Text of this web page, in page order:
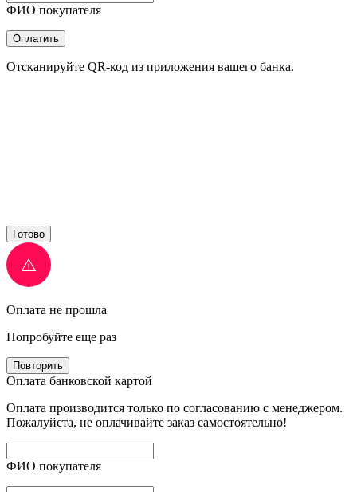
ФИО покупателя
Оплатить
Отсканируйте QR-код из приложения вашего банка.
Готово
Оплата не прошла
Попробуйте еще раз
Повторить
Оплата банковской картой
Оплата производится только по согласованию с менеджером.
Пожалуйста, не оплачивайте заказ самостоятельно!
ФИО покупателя